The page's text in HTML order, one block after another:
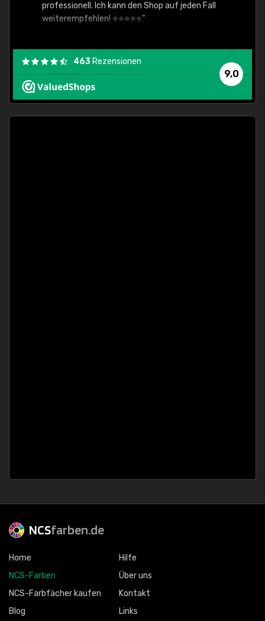
professionell. Ich kann den Shop auf jeden Fall
weiterempfehlen! ⭐⭐⭐⭐⭐"
9,0
463 Rezensionen
NCSfarben.de
Home
NCS-Farben
NCS-Farbfächer kaufen
Blog
Hilfe
Über uns
Kontakt
Links